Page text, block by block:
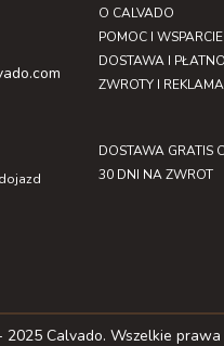
O CALVADO
POMOC I WSPARCIE
DOSTAWA I
ZWROTY I
DOSTAWA GRATIS
30 DNI NA ZWROT
Calvado. Wszelkie prawa